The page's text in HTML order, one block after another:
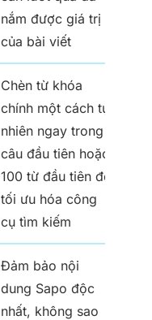
nắm được giá trị
của bài viết
Chèn từ khóa
chính một cách tự
nhiên ngay trong
câu đầu tiên hoặc
100 từ đầu tiên để
tối ưu hóa công
cụ tìm kiếm
Đảm bảo nội
dung Sapo độc
nhất, không sao